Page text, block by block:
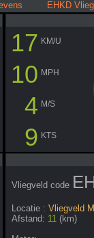
EHKD
17 KM/U
10 MPH
4 M/S
9 KTS
Vliegveld code
Locatie : Vliegveld
Afstand: 11 (km)